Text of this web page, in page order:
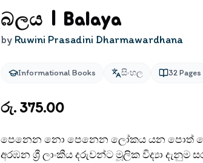
බලය | Balaya
by Ruwini Prasadini Dharmawardhana
Informational Books සිංහල 32Pages
රු. 375.00
පෙනෙන නො පෙනෙන ලෝකය යන පොත් පෙළ
අරඹන ශ්‍රී ලාංකීය දරුවන්ට මූලික විද්‍යා දැනුම